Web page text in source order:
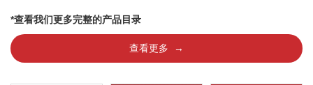
*查看我们更多完整的产品目录
查看更多 →